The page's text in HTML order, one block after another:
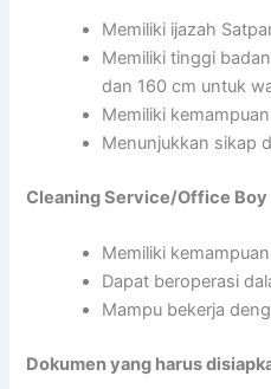
Memiliki ijazah
Memiliki tinggi
dan 160 cm untuk
Memiliki
Menunjukkan sikap
Cleaning Service/Office Boy
Memiliki
Dapat beroperasi
Mampu bekerja
Dokumen yang harus